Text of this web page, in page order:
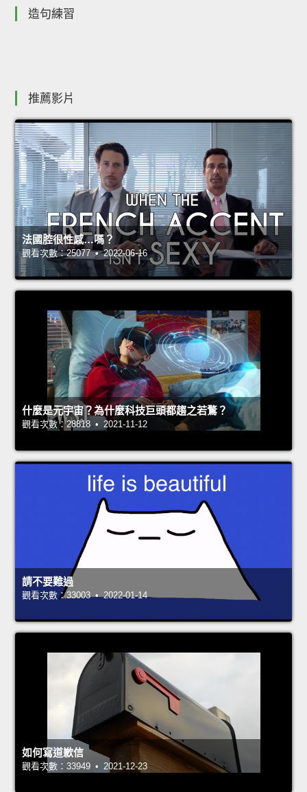
造句練習
推薦影片
法國腔很性感…嗎？
觀看次數：25077 • 2022-06-16
什麼是元宇宙？為什麼科技巨頭都趨之若鶩？
觀看次數：28818 • 2021-11-12
請不要難過
觀看次數：33003 • 2022-01-14
如何寫道歉信
觀看次數：33949 • 2021-12-23